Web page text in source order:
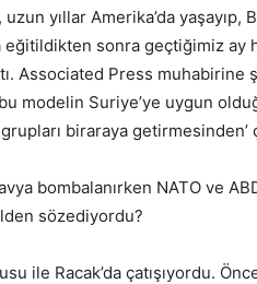
uzun yıllar Amerika’da
eğitildikten sonra geçtiğimiz
Associated Press muhabirine
modelin Suriye’ye uygun
grupları biraraya
bombalanırken NATO ve
sözediyordu?
ile Racak’da çatışıyordu.